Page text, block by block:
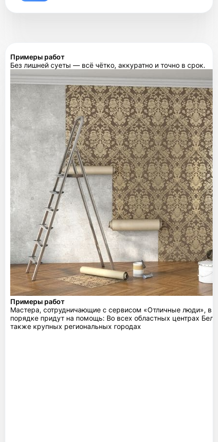
Примеры работ
Без лишней суеты — всё чётко, аккуратно и точно в срок.
Примеры работ
Мастера, сотрудничающие с сервисом «Отличные люди», в
порядке придут на помощь: Во всех областных центрах
также крупных региональных городах